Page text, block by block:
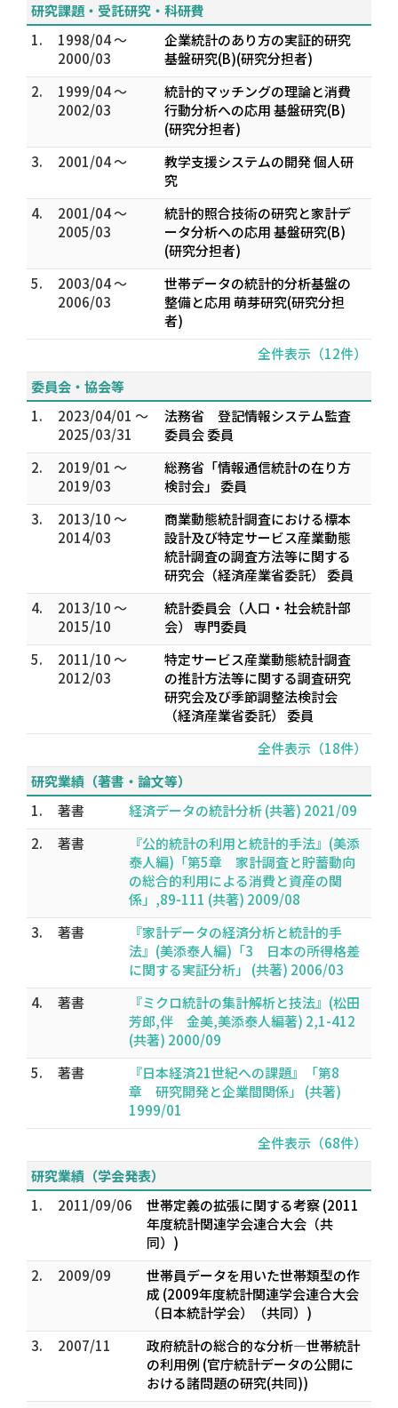
研究課題・受託研究・科研費
1.
1998/04 ～
2000/03
企業統計のあり方の実証的研究
基盤研究(B)(研究分担者)
2.
1999/04 ～
2002/03
統計的マッチングの理論と消費
行動分析への応用 基盤研究(B)
(研究分担者)
3.
2001/04 ～
教学支援システムの開発 個人研
究
4.
2001/04 ～
2005/03
統計的照合技術の研究と家計デ
ータ分析への応用 基盤研究(B)
(研究分担者)
5.
2003/04 ～
2006/03
世帯データの統計的分析基盤の
整備と応用 萌芽研究(研究分担
者)
全件表示（12件）
委員会・協会等
1.
2023/04/01 ～
2025/03/31
法務省 登記情報システム監査
委員会 委員
2.
2019/01 ～
2019/03
総務省「情報通信統計の在り方
検討会」 委員
3.
2013/10 ～
2014/03
商業動態統計調査における標本
設計及び特定サービス産業動態
統計調査の調査方法等に関する
研究会（経済産業省委託） 委員
4.
2013/10 ～
2015/10
統計委員会（人口・社会統計部
会） 専門委員
5.
2011/10 ～
2012/03
特定サービス産業動態統計調査
の推計方法等に関する調査研究
研究会及び季節調整法検討会
（経済産業省委託） 委員
全件表示（18件）
研究業績（著書・論文等）
1.
著書
経済データの統計分析 (共著) 2021/09
2.
著書
『公的統計の利用と統計的手法』(美添
泰人編)「第5章 家計調査と貯蓄動向
の総合的利用による消費と資産の関
係」,89-111 (共著) 2009/08
3.
著書
『家計データの経済分析と統計的手
法』(美添泰人編)「3 日本の所得格差
に関する実証分析」 (共著) 2006/03
4.
著書
『ミクロ統計の集計解析と技法』(松田
芳郎,伴 金美,美添泰人編著) 2,1-412
(共著) 2000/09
5.
著書
『日本経済21世紀への課題』「第8
章 研究開発と企業間関係」 (共著)
1999/01
全件表示（68件）
研究業績（学会発表）
1.
2011/09/06
世帯定義の拡張に関する考察 (2011
年度統計関連学会連合大会（共
同）)
2.
2009/09
世帯員データを用いた世帯類型の作
成 (2009年度統計関連学会連合大会
（日本統計学会）（共同）)
3.
2007/11
政府統計の総合的な分析―世帯統計
の利用例 (官庁統計データの公開に
おける諸問題の研究(共同))